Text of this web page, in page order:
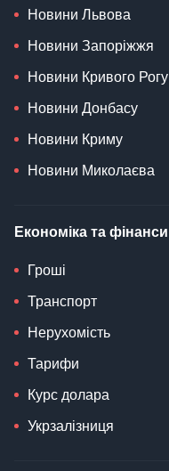
Новини Львова
Новини Запоріжжя
Новини Кривого Рогу
Новини Донбасу
Новини Криму
Новини Миколаєва
Економіка та фінанси
Гроші
Транспорт
Нерухомість
Тарифи
Курс долара
Укрзалізниця